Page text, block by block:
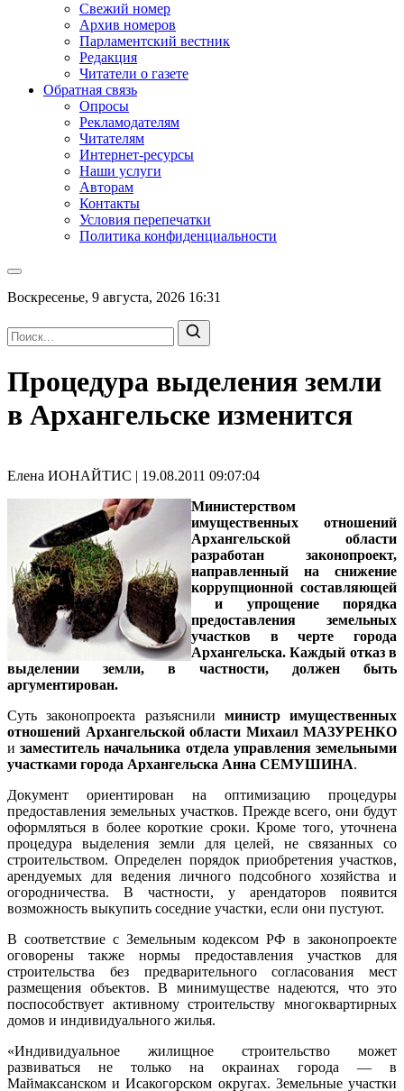
Свежий номер
Архив номеров
Парламентский вестник
Редакция
Читатели о газете
Обратная связь
Опросы
Рекламодателям
Читателям
Интернет-ресурсы
Наши услуги
Авторам
Контакты
Условия перепечатки
Политика конфиденциальности
Воскресенье, 9 августа, 2026 16:31
Процедура выделения земли
в Архангельске изменится
Елена ИОНАЙТИС | 19.08.2011 09:07:04
Министерством
имущественных отношений
Архангельской области
разработан законопроект,
направленный на снижение
коррупционной составляющей
и упрощение порядка
предоставления земельных
участков в черте города
Архангельска. Каждый отказ в
выделении земли, в частности, должен быть
аргументирован.
Суть законопроекта разъяснили министр имущественных
отношений Архангельской области Михаил МАЗУРЕНКО
изаместитель начальника отдела управления земельными
участками города Архангельска Анна СЕМУШИНА.
Документ ориентирован на оптимизацию процедуры
предоставления земельных участков. Прежде всего, они будут
оформляться в более короткие сроки. Кроме того, уточнена
процедура выделения земли для целей, не связанных со
строительством. Определен порядок приобретения участков,
арендуемых для ведения личного подсобного хозяйства и
огородничества. В частности, у арендаторов появится
возможность выкупить соседние участки, если они пустуют.
В соответствие с Земельным кодексом РФ в законопроекте
оговорены также нормы предоставления участков для
строительства без предварительного согласования мест
размещения объектов. В минимуществе надеются, что это
поспособствует активному строительству многоквартирных
домов и индивидуального жилья.
«Индивидуальное жилищное строительство может
развиваться не только на окраинах города — в
Маймаксанском и Исакогорском округах. Земельные участки